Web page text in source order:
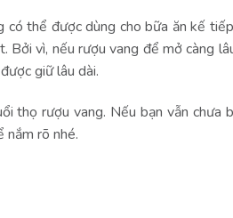
thể được dùng cho bữa ăn kế
vì, nếu rượu vang để mở càng
giữ lâu dài.
thọ rượu vang. Nếu bạn vẫn chưa
rõ nhé.